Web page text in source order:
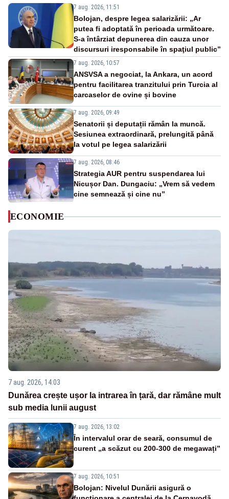
7 aug. 2026, 11:51
Bolojan, despre legea salarizării: „Ar
putea fi adoptată în perioada următoare.
S-a întârziat depunerea din cauza unor
discursuri iresponsabile în spaţiul public”
7 aug. 2026, 10:57
ANSVSA a negociat, la Ankara, un acord
pentru facilitarea tranzitului prin Turcia al
carcaselor de ovine și bovine
7 aug. 2026, 09:49
Senatorii și deputații rămân la muncă.
Sesiunea extraordinară, prelungită până
la votul pe legea salarizării
7 aug. 2026, 08:46
Strategia AUR pentru suspendarea lui
Nicușor Dan. Dungaciu: „Vrem să vedem
cine semnează și cine nu”
ECONOMIE
7 aug. 2026, 14:03
Dunărea crește ușor la intrarea în țară, dar rămâne mult
sub media lunii august
7 aug. 2026, 13:02
În intervalul orar de seară, consumul de
curent „a scăzut cu 200-300 de megawați”
7 aug. 2026, 10:51
Bolojan: Nivelul Dunării asigură o